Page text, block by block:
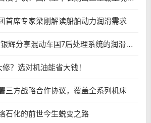
首席专家梁刚解读船舶动力润滑需求
雅富顿OEM经理王银辉分享混动车国7后处理系统的润滑油要求
？选对机油能省大钱！
三方战略合作协议，覆盖全系列机床
石化的前世今生蜕变之路